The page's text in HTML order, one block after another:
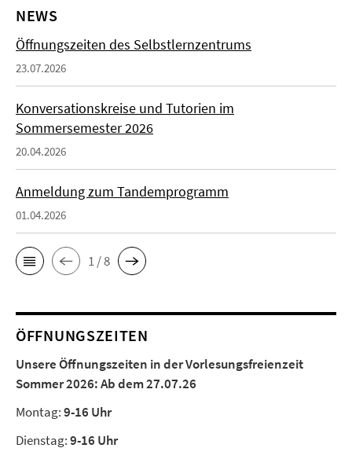
NEWS
Öffnungszeiten des Selbstlernzentrums
23.07.2026
Konversationskreise und Tutorien im
Sommersemester 2026
20.04.2026
Anmeldung zum Tandemprogramm
01.04.2026
1 / 8
ÖFFNUNGSZEITEN
Unsere Öffnungszeiten in der Vorlesungsfreienzeit
Sommer 2026:Ab dem 27.07.26
Montag:9-16 Uhr
Dienstag:9-16 Uhr